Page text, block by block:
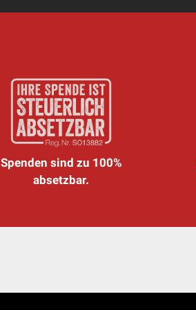
Spenden sind zu 100%
absetzbar.